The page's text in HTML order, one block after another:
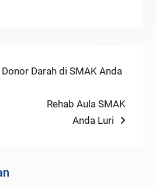
Darah di SMAK Anda
Next
Rehab Aula SMAK
Anda Luri